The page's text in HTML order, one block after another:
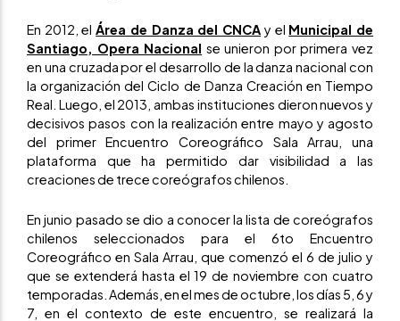
En 2012, elÁrea de Danza del CNCA y el Municipal de
Santiago, Opera Nacional se unieron por primera vez
en una cruzada por el desarrollo de la danza nacional con
la organización del Ciclo de Danza Creación en Tiempo
Real. Luego, el 2013, ambas instituciones dieron nuevos y
decisivos pasos con la realización entre mayo y agosto
del primer Encuentro Coreográfico Sala Arrau, una
plataforma que ha permitido dar visibilidad a las
creaciones de trece coreógrafos chilenos.
En junio pasado se dio a conocer la lista de coreógrafos
chilenos seleccionados para el 6to Encuentro
Coreográfico en Sala Arrau, que comenzó el 6 de julio y
que se extenderá hasta el 19 de noviembre con cuatro
temporadas. Además, en el mes de octubre, los días 5, 6 y
7, en el contexto de este encuentro, se realizará la